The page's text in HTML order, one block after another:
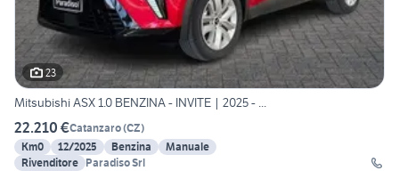
23
Mitsubishi ASX 1.0 BENZINA - INVITE | 2025 - ...
22.210 €Catanzaro(CZ)
Km0
12/2025 Benzina
Manuale
Rivenditore Paradiso Srl